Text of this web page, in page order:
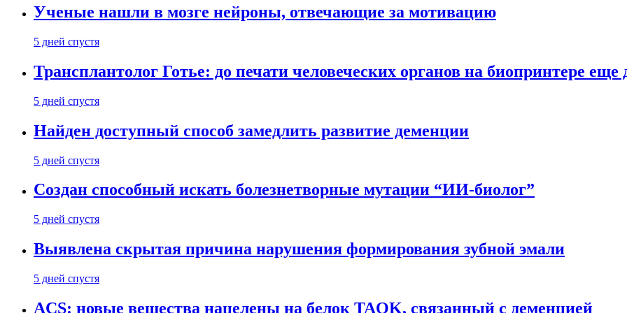
Ученые нашли в мозге нейроны, отвечающие за мотивацию
5 дней спустя
Трансплантолог Готье: до печати человеческих органов на биопринтере еще
5 дней спустя
Найден доступный способ замедлить развитие деменции
5 дней спустя
Создан способный искать болезнетворные мутации “ИИ-биолог”
5 дней спустя
Выявлена скрытая причина нарушения формирования зубной эмали
5 дней спустя
ACS: новые вещества нацелены на белок TAOK, связанный с деменцией